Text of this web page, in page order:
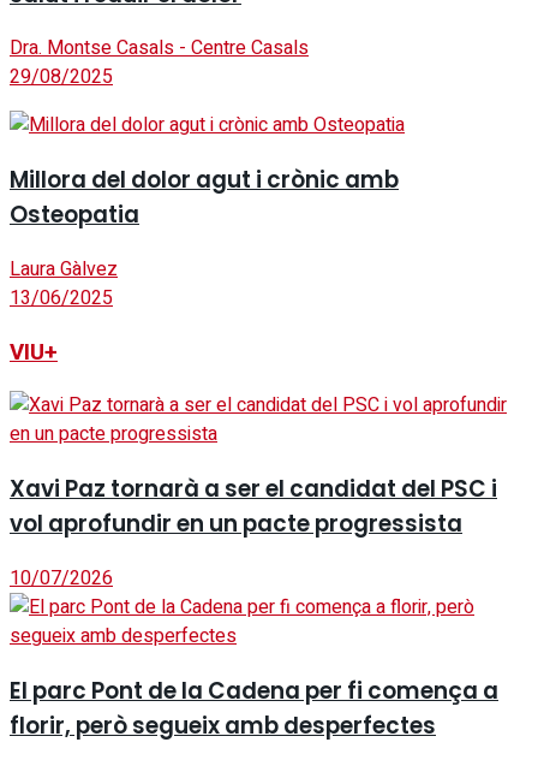
Dra. Montse Casals - Centre Casals
29/08/2025
Millora del dolor agut i crònic amb
Osteopatia
Laura Gàlvez
13/06/2025
VIU+
Xavi Paz tornarà a ser el candidat del PSC i
vol aprofundir en un pacte progressista
10/07/2026
El parc Pont de la Cadena per fi comença a
florir, però segueix amb desperfectes